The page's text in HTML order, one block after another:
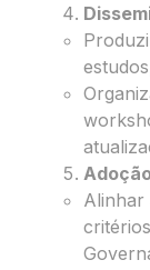
Alinhar